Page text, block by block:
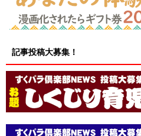
記事投稿大募集！